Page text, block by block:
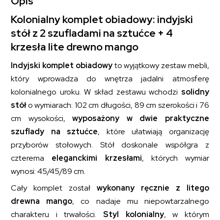
Kolonialny komplet obiadowy: indyjski
stół z 2 szufladami na sztućce + 4
krzesła lite drewno mango
Indyjski komplet obiadowyto wyjątkowy zestaw mebli,
który wprowadza do wnętrza jadalni atmosferę
kolonialnego uroku. W skład zestawu wchodzi solidny
stóło wymiarach: 102 cm długości, 89 cm szerokości i 76
cm wysokości,wyposażony w dwie praktyczne
szuflady na sztućce, które ułatwiają organizację
przyborów stołowych. Stół doskonale współgra z
czterema eleganckimi krzesłami, których wymiar
wynosi: 45/45/89 cm.
Cały komplet został wykonany ręcznie z litego
drewna mango, co nadaje mu niepowtarzalnego
charakteru i trwałości. Styl kolonialny, w którym